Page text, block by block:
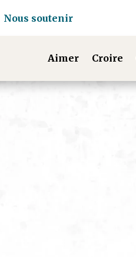
Nous soutenir
Aimer Croire